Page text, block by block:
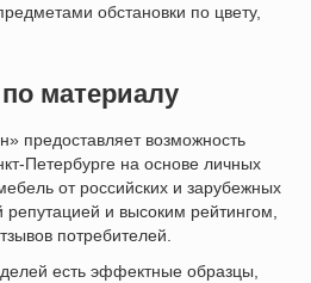
обстановки по цвету,
материалу
предоставляет возможность
Петербурге на основе личных
от российских и зарубежных
и высоким рейтингом,
потребителей.
есть эффектные образцы,